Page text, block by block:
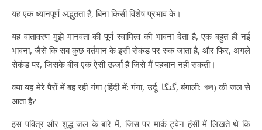
यह एक ध्यानपूर्ण अद्भुतता है, बिना किसी विशेष प्रभाव के।
यह वातावरण मुझे मानवता की पूर्ण स्वामित्व की भावना देता है, एक बहुत ही नई
भावना, जैसे कि सब कुछ वर्तमान के इसी सेकंड पर रुक जाता है, और फिर, अगले
सेकंड पर, जिसके बीच एक ऐसी ऊर्जा है जिसे मैं पहचान नहीं सकती।
क्या यह मेरे पैरों में बह रही गंगा (हिंदी में: गंगा, उर्दू: گنگا, बंगाली: গঙ্গা) की जल से
आता है?
इस पवित्र और शुद्ध जल के बारे में, जिस पर मार्क ट्वेन हंसी में लिखते थे कि